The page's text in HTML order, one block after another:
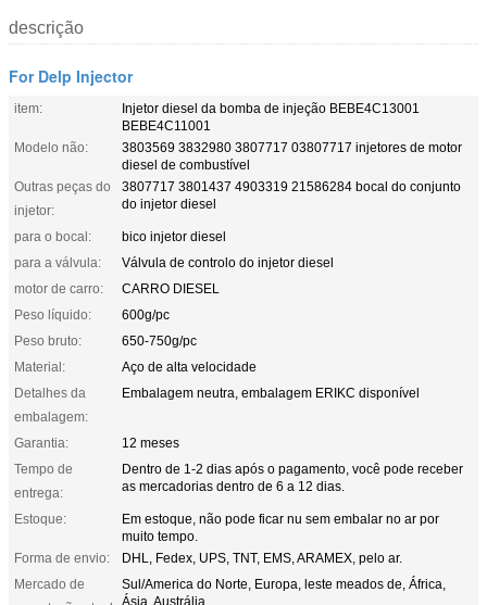
descrição
For Delp Injector
item:
Injetor diesel da bomba de injeção BEBE4C13001
BEBE4C11001
Modelo não:
3803569 3832980 3807717 03807717 injetores de motor
diesel de combustível
Outras peças do
injetor:
3807717 3801437 4903319 21586284 bocal do conjunto
do injetor diesel
para o bocal:
bico injetor diesel
para a válvula:
Válvula de controlo do injetor diesel
motor de carro:
CARRO DIESEL
Peso líquido:
600g/pc
Peso bruto:
650-750g/pc
Material:
Aço de alta velocidade
Detalhes da
embalagem:
Embalagem neutra, embalagem ERIKC disponível
Garantia:
12 meses
Tempo de
entrega:
Dentro de 1-2 dias após o pagamento, você pode receber
as mercadorias dentro de 6 a 12 dias.
Estoque:
Em estoque, não pode ficar nu sem embalar no ar por
muito tempo.
Forma de envio:
DHL, Fedex, UPS, TNT, EMS, ARAMEX, pelo ar.
Mercado de
Sul/America do Norte, Europa, leste meados de, África,
Ásia, Austrália.